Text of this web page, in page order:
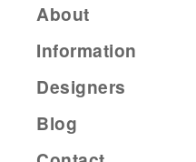
About
Information
Designers
Blog